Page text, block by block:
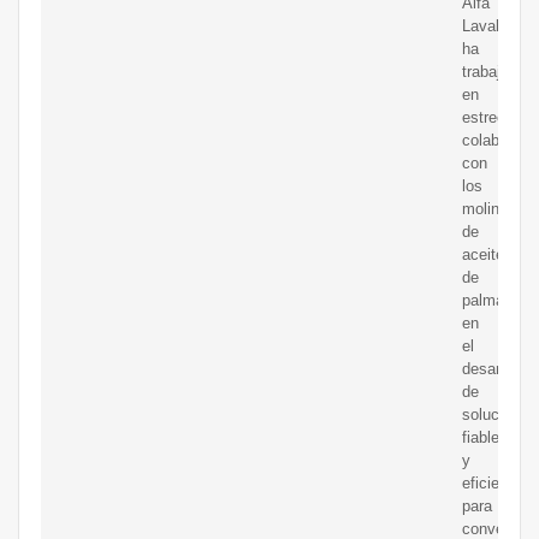
Laval
ha
trabajado
en
estrecha
con
los
molinos
de
aceite
de
palma
en
el
desarrollo
de
soluciones
fiables
y
eficientes
para
convertir